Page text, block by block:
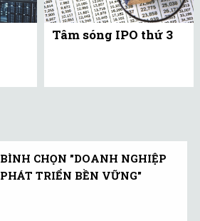
Tâm sóng IPO thứ 3
BÌNH CHỌN "DOANH NGHIỆP
PHÁT TRIỂN BỀN VỮNG"